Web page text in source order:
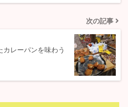
次の記事
カレーパンを味わう